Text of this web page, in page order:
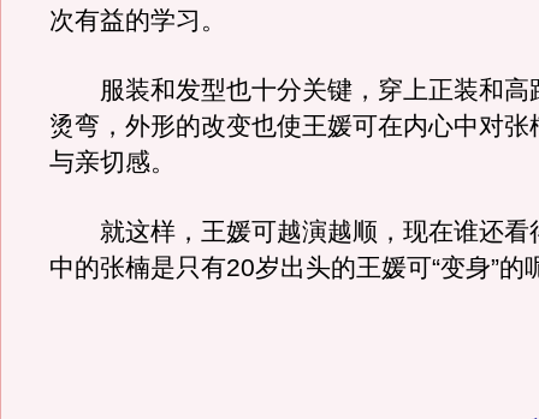
次有益的学习。
服装和发型也十分关键，穿上正装和高
烫弯，外形的改变也使王媛可在内心中对张
与亲切感。
就这样，王媛可越演越顺，现在谁还看
中的张楠是只有20岁出头的王媛可“变身”的